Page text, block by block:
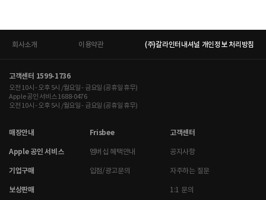
회사소개 이용약관 (주)갈라인터내셔널 개인정보 처리방침
고객센터 1599-1736
오전 10시 - 오후 5시 /월요일 - 금요일 (공휴일 휴무)
Apple 공인 서비스 1688-0476
오전 10시 - 오후 5시 /월요일 - 금요일 (공휴일 휴무)
매장안내
Apple 공인 서비스
기업구매
보상판매
Frisbee
멤버십 혜택안내
입점/광고문의
고객센터
공지사항
자주하는 질문
1:1 문의